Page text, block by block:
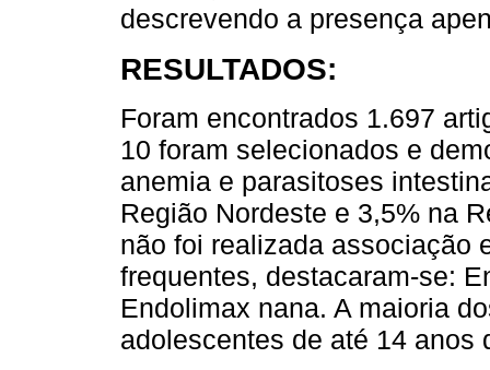
descrevendo a presença
RESULTADOS:
Foram encontrados 1.697
10 foram selecionados e
anemia e parasitoses
Região Nordeste e 3,5% na
não foi realizada associação
frequentes, destacaram-se:
Endolimax nana. A maioria
adolescentes de até 14 anos